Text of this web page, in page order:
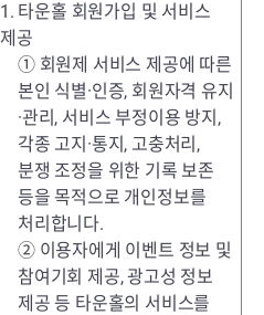
1. 타운홀 회원가입 및 서비스
제공
① 회원제 서비스 제공에 따른
본인 식별·인증, 회원자격 유지
·관리, 서비스 부정이용 방지,
각종 고지·통지, 고충처리,
분쟁 조정을 위한 기록 보존
등을 목적으로 개인정보를
처리합니다.
② 이용자에게 이벤트 정보 및
참여기회 제공, 광고성 정보
제공 등 타운홀의 서비스를